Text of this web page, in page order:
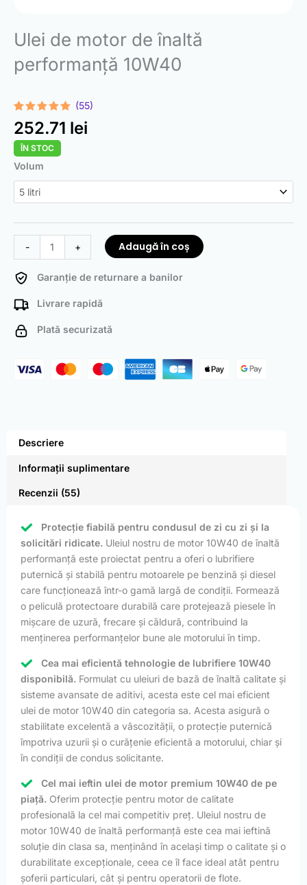
Ulei de motor de înaltă
performanță 10W40
Evaluat la
4.95din 5
pe baza a
55
de evaluări
de la
clienți
(55)
252.71 lei
ÎN STOC
Volum
-
Cantitate
High
Performance
Engine
+ Adaugă în coș
Garanție de returnare a banilor
Livrare rapidă
Plată securizată
Descriere
Informații suplimentare
Recenzii (55)
Protecție fiabilă pentru condusul de zi cu zi și la
solicitări ridicate. Uleiul nostru de motor 10W40 de înaltă
performanță este proiectat pentru a oferi o lubrifiere
puternică și stabilă pentru motoarele pe benzină și diesel
care funcționează într-o gamă largă de condiții. Formează
o peliculă protectoare durabilă care protejează piesele în
mișcare de uzură, frecare și căldură, contribuind la
menținerea performanțelor bune ale motorului în timp.
Cea mai eficientă tehnologie de lubrifiere 10W40
disponibilă. Formulat cu uleiuri de bază de înaltă calitate și
sisteme avansate de aditivi, acesta este cel mai eficient
ulei de motor 10W40 din categoria sa. Acesta asigură o
stabilitate excelentă a vâscozității, o protecție puternică
împotriva uzurii și o curățenie eficientă a motorului, chiar și
în condiții de condus solicitante.
Cel mai ieftin ulei de motor premium 10W40 de pe
piață. Oferim protecție pentru motor de calitate
profesională la cel mai competitiv preț. Uleiul nostru de
motor 10W40 de înaltă performanță este cea mai ieftină
soluție din clasa sa, menținând în același timp o calitate și o
durabilitate excepționale, ceea ce îl face ideal atât pentru
șoferii particulari, cât și pentru operatorii de flote.